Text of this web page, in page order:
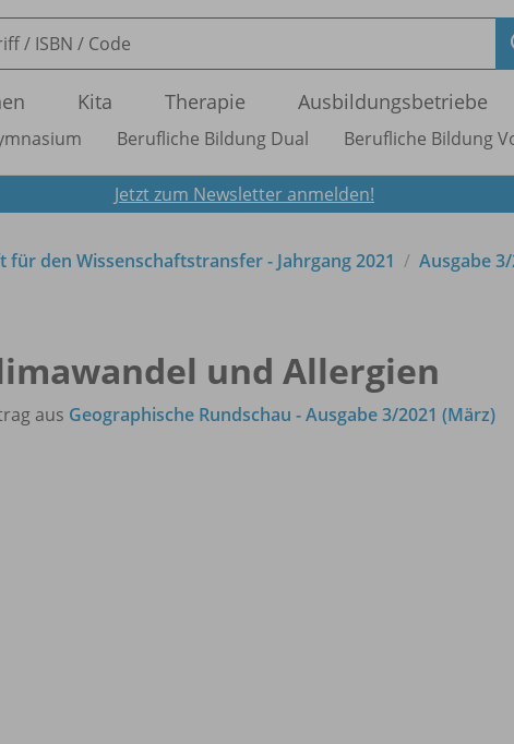
Kita Therapie Ausbildungsbetriebe
Berufliche Bildung Dual Berufliche Bildung
Jetzt zum Newsletter anmelden!
für den Wissenschaftstransfer - Jahrgang 2021 Ausgabe 3/
und Allergien
aus Geographische Rundschau - Ausgabe 3/2021 (März)